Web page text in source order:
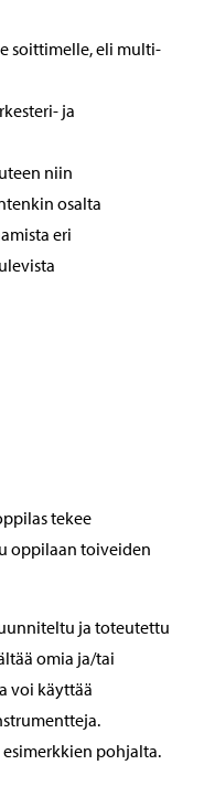
soittimelle, eli multi-
ja
niin
osalta
eri
tekee
oppilaan toiveiden
ja toteutettu
omia ja/tai
voi käyttää
pohjalta.